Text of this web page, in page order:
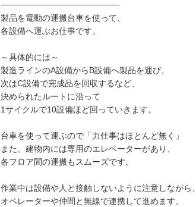
────────────────────
製品を電動の運搬台車を使って、
各設備へ運ぶお仕事です。
～具体的には～
製造ラインのA設備からB設備へ製品を運び、
次はC設備で完成品を回収するなど、
決められたルートに沿って
1サイクルで10設備ほど回っていきます。
台車を使って運ぶので「力仕事はほとんど無く」
また、建物内には専用のエレベーターがあり、
各フロア間の運搬もスムーズです。
作業中は設備や人と接触しないように注意しながら、
オペレーターや仲間と無線で連携して進めます。